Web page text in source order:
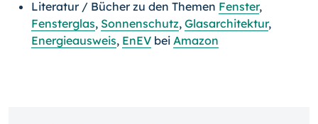
Literatur / Bücher zu den Themen Fenster,
Fensterglas, Sonnenschutz, Glasarchitektur,
Energieausweis, EnEV bei Amazon